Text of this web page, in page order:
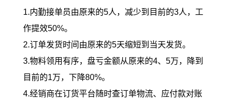
1.内勤接单员由原来的5人，减少到目前的3人，工
作提效50%。
2.订单发货时间由原来的5天缩短到当天发货。
3.物料领用有序，盘亏金额从原来的4、5万，降到
目前的1万，下降80%。
4.经销商在订货平台随时查订单物流、应付款对账